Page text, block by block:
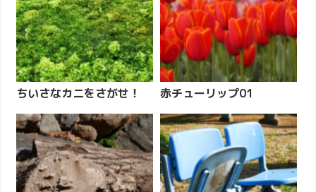
ちいさなカニをさがせ！ 赤チューリップ01